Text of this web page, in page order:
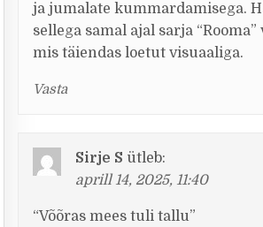
ja jumalate kummardamisega.
sellega samal ajal sarja
mis täiendas loetut visuaaliga.
Vasta
Sirje S ütleb:
aprill 14, 2025, 11:40
“Võõras mees tuli tallu”